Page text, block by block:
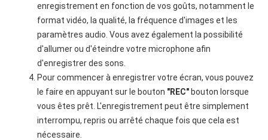
enregistrement en fonction de vos goûts, notamment le
format vidéo, la qualité, la fréquence d'images et les
paramètres audio. Vous avez également la possibilité
d'allumer ou d'éteindre votre microphone afin
d'enregistrer des sons.
Pour commencer à enregistrer votre écran, vous pouvez
le faire en appuyant sur le bouton "REC" bouton lorsque
vous êtes prêt. L'enregistrement peut être simplement
interrompu, repris ou arrêté chaque fois que cela est
nécessaire.